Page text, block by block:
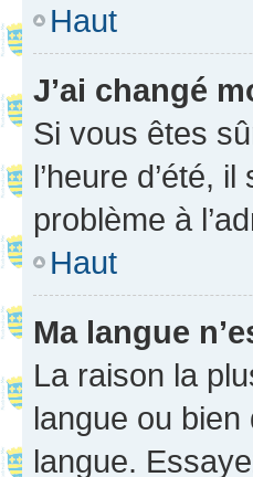
Haut
J’ai changé
Si vous êtes
l’heure d’été,
problème à
Haut
Ma langue
La raison la
langue ou bien
langue.